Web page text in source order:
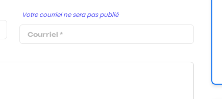
Votre courriel ne sera pas publié